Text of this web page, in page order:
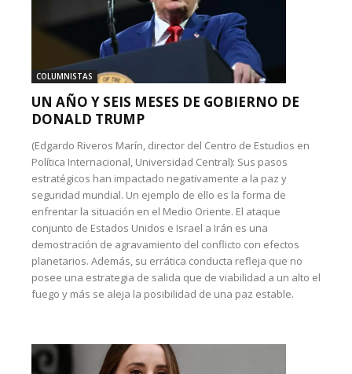
COLUMNISTAS
UN AÑO Y SEIS MESES DE GOBIERNO DE
DONALD TRUMP
(Edgardo Riveros Marín, director del Centro de Estudios en
Política Internacional, Universidad Central): Sus pasos
estratégicos han impactado negativamente a la paz y
seguridad mundial. Un ejemplo de ello es la forma de
enfrentar la situación en el Medio Oriente. El ataque
conjunto de Estados Unidos e Israel a Irán es una
demostración de agravamiento del conflicto con efectos
planetarios. Además, su errática conducta refleja que no
posee una estrategia de salida que de viabilidad a un alto el
fuego y más se aleja la posibilidad de una paz estable.